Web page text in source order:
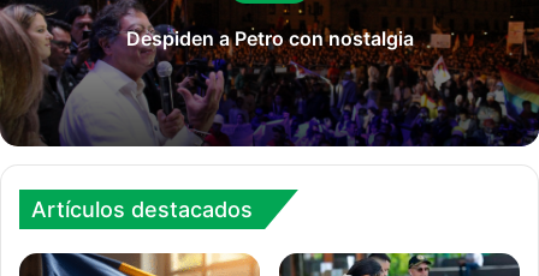
Despiden a Petro con nostalgia
Artículos destacados